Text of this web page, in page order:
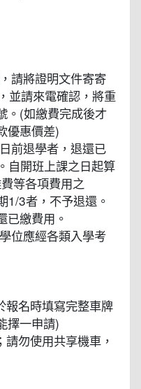
請將證明文件寄寄
並請來電確認，將重
。(如繳費完成後才
優惠價差)
前退學者，退還已
自開班上課之日起算
等各項費用之
1/3者，不予退還。
已繳費用。
位應經各類入學考
報名時填寫完整車牌
擇一申請)
勿使用共享機車，